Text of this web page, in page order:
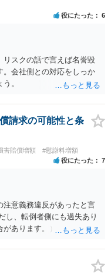
がって、「労働者」であ
の支払を拒むことは考え
た損害分を別途請求され
あるといえる場合、研修
されているのであれば、
ります。すなわち、業務と
使用者の明示・黙示の指
されている場合には、労働
場合もあります。研修に
最低賃金分で計算した額を
のことは一般論であり、
詳しく聞かないと判断で
てもよいかと思います。
役にたった 6
リスクの話で言えば名誉毀
。会社側との対応をしっか
。
請求の可能性と条
害賠償増額 #慰謝料増額
役にたった 7
注意義務違反があったと言
し、転倒者側にも過失あり
があります。） 注意義務違
どの程度滑りやすくなって
の混雑具合や客の動線、店